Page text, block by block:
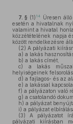
1.
7. § (1) 14
Üresen
esetén a hivatalnak
valamint a hivatal
közzétételének napja
között rendelkezésre
(2) A pályázati
a) a lakás
b) a lakás címét,
c) a lakás
helyiségeinek
d) a fajlagos- és az
e) a lakással
f) a pályázaton való
g) a csatolandó
h) a pályázat
i) a pályázat
(3) A pályázatot
pályázati kiírásban